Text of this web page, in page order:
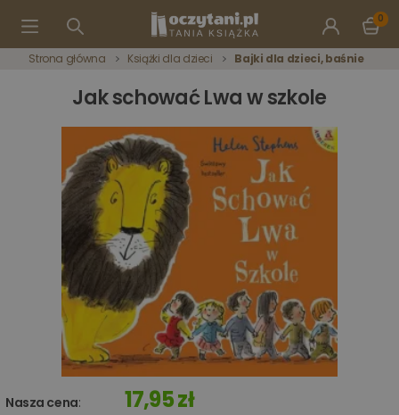
0
Strona główna Książki dla dzieci Bajki dla dzieci, baśnie
Jak schować Lwa w szkole
Nasza cena: 17,95 zł